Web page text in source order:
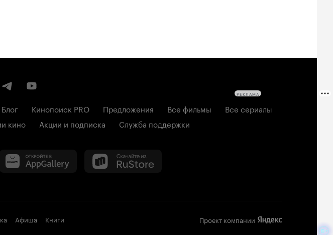
Блог Кинопоиск PRO Предложения Все фильмы
Все сериалы
кино Акции и подписка Служба поддержки
Афиша Книги Проект компании
РЕКЛАМА